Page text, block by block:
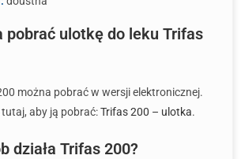
pobrać ulotkę do leku Trifas
można pobrać w wersji elektronicznej.
aby ją pobrać:Trifas 200 – ulotka.
działa Trifas 200?